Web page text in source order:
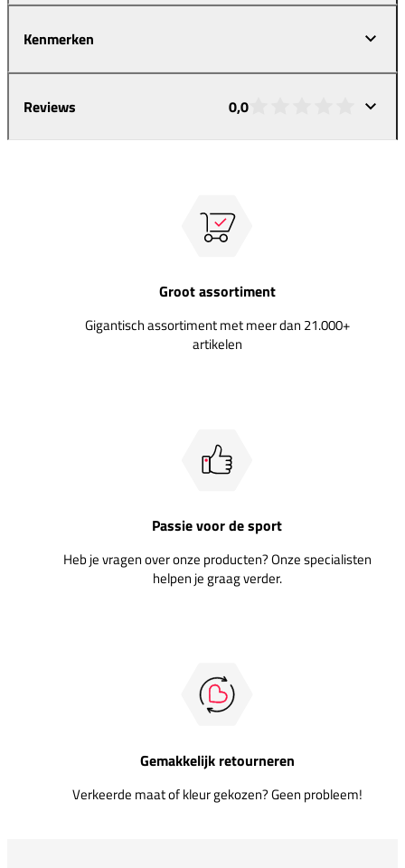
Kenmerken
Reviews 0,0
Groot assortiment
Gigantisch assortiment met meer dan 21.000+
artikelen
Passie voor de sport
Heb je vragen over onze producten? Onze specialisten
helpen je graag verder.
Gemakkelijk retourneren
Verkeerde maat of kleur gekozen? Geen probleem!